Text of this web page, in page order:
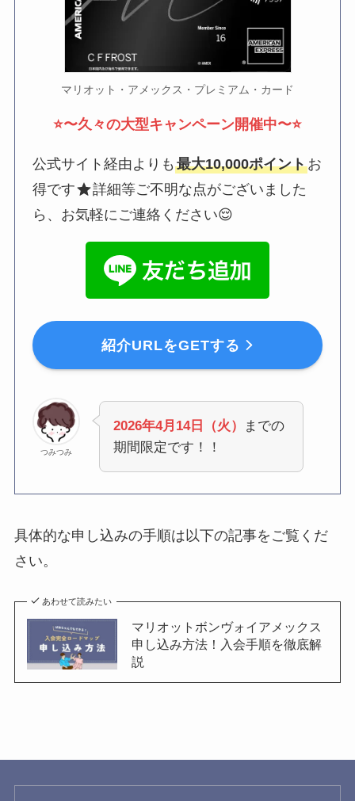
マリオット・アメックス・プレミアム・カード
⭐️〜久々の大型キャンペーン開催中〜⭐️
公式サイト経由よりも最大10,000ポイントお
得です
詳細等ご不明な点がございました
ら、お気軽にご連絡ください😌
紹介URLをGETする
つみつみ
2026年4月14日（火）
までの
期間限定です！！
具体的な申し込みの手順は以下の記事をご覧くだ
さい。
あわせて読みたい
マリオットボンヴォイアメックス
申し込み方法！入会手順を徹底解
説